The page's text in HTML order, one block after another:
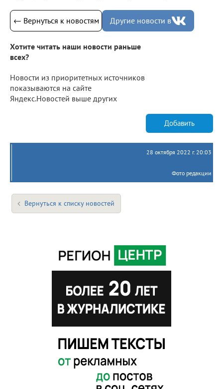
← Вернуться к новостям Другие новости в
Хотите читать наши новости раньше
всех?
Новости из приоритетных источников
показываются на сайте
Яндекс.Новостей выше других
Добавить
28 октября 2022 г. 20:03
Фото редакции
Вернуться к списку новостей